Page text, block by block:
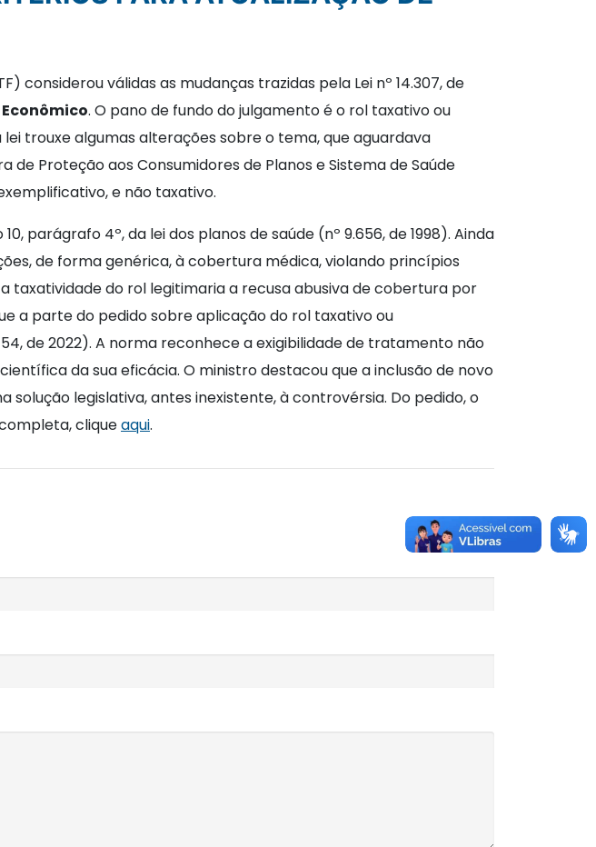
considerou válidas as mudanças trazidas pela Lei nº 14.307, de
. O pano de fundo do julgamento é o rol taxativo ou
trouxe algumas alterações sobre o tema, que aguardava
de Proteção aos Consumidores de Planos e Sistema de Saúde
e não taxativo.
parágrafo 4º, da lei dos planos de saúde (nº 9.656, de 1998). Ainda
de forma genérica, à cobertura médica, violando princípios
taxatividade do rol legitimaria a recusa abusiva de cobertura por
a parte do pedido sobre aplicação do rol taxativo ou
de 2022). A norma reconhece a exigibilidade de tratamento não
da sua eficácia. O ministro destacou que a inclusão de novo
legislativa, antes inexistente, à controvérsia. Do pedido, o
cliqueaqui.